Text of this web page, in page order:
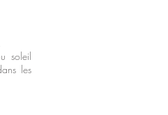
soleil
les